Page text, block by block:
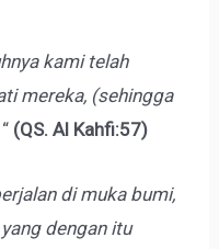
kami telah
mereka, (sehingga
(QS. Al Kahfi:57)
di muka bumi,
dengan itu